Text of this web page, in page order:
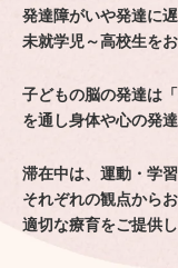
発達障がいや発達に
未就学児～高校生を
子どもの脳の発達は
を通し身体や心の発
滞在中は、運動・学
それぞれの観点から
適切な療育をご提供し